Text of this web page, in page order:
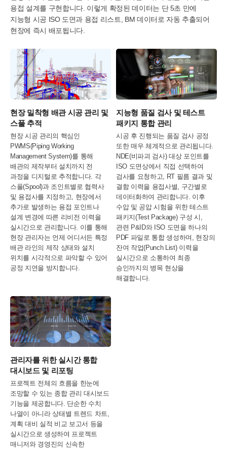
용접 설계를 구현합니다. 이렇게 확정된 데이터는 단 5초 만에
지능형 시공 ISO 도면과 용접 리스트, BM 데이터로 자동 추출되어
현장에 즉시 배포됩니다.
현장 밀착형 배관 시공 관리 및
스풀 추적
현장 시공 관리의 핵심인
PWMS(Piping Working
Management System)를 통해
배관의 제작부터 설치까지 전
과정을 디지털로 추적합니다. 각
스풀(Spool)과 조인트별로 협력사
및 용접사를 지정하고, 현장에서
추가로 발생하는 용접 포인트나
설계 변경에 따른 리비전 이력을
실시간으로 관리합니다. 이를 통해
현장 관리자는 언제 어디서든 특정
배관 라인의 제작 상태와 설치
위치를 시각적으로 파악할 수 있어
공정 지연을 방지합니다.
지능형 품질 검사 및 테스트
패키지 통합 관리
시공 후 진행되는 품질 검사 공정
또한 매우 체계적으로 관리됩니다.
NDE(비파괴 검사) 대상 포인트를
ISO 도면상에서 직접 선택하여
검사를 요청하고, RT 필름 결과 및
결함 이력을 용접사별, 구간별로
데이터화하여 관리합니다. 이후
수압 및 공압 시험을 위한 테스트
패키지(Test Package) 구성 시,
관련 P&ID와 ISO 도면을 하나의
PDF 파일로 통합 생성하며, 현장의
잔여 작업(Punch List) 이력을
실시간으로 소통하여 최종
승인까지의 병목 현상을
해결합니다.
관리자를 위한 실시간 통합
대시보드 및 리포팅
프로젝트 전체의 흐름을 한눈에
조망할 수 있는 종합 관리 대시보드
기능을 제공합니다. 단순한 수치
나열이 아니라 상태별 트렌드 차트,
계획 대비 실적 비교 보고서 등을
실시간으로 생성하여 프로젝트
매니저와 경영진의 신속한